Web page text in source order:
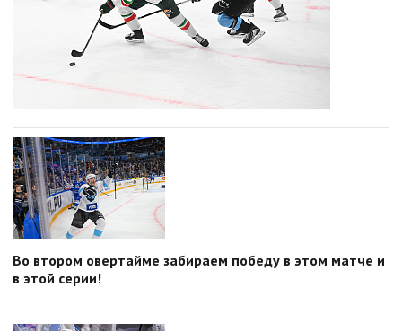
Во втором овертайме забираем победу в этом матче и
в этой серии!